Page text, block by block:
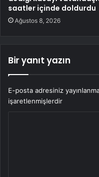
saatler içinde doldurdu
Ağustos 8, 2026
Bir yanıt yazın
E-posta adresiniz
işaretlenmişlerdir